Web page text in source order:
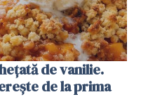
de vanilie.
de la prima